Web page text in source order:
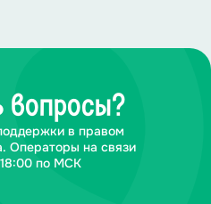
вопросы?
в правом
Операторы на связи
по МСК